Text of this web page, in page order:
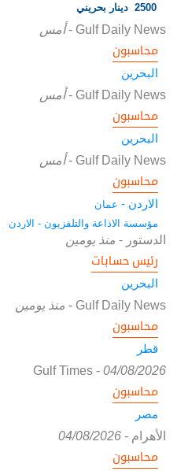
2500 دينار بحريني
Gulf Daily News
-أمس
محاسبون
البحرين
Gulf Daily News
-أمس
محاسبون
البحرين
Gulf Daily News
-أمس
محاسبون
الاردن - عمان
مؤسسة الاذاعة والتلفزيون - الاردن
الدستور - منذ يومين
رئيس حسابات
البحرين
Gulf Daily News
- منذ يومين
محاسبون
قطر
Gulf Times- 04/08/2026
محاسبون
مصر
الأهرام -
04/08/2026
محاسبون